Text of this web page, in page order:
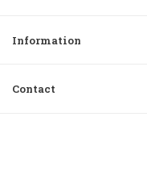
Information
Contact